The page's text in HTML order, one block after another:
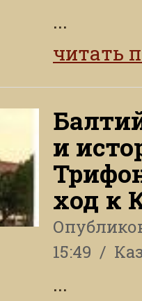
...
читать
и
ход к
15:49
...